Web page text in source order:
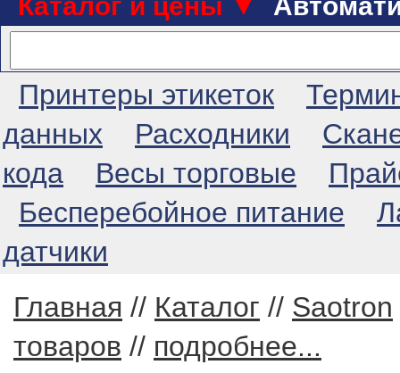
Принтеры этикеток
данных
Расходники
кода
Весы торговые
Бесперебойное питание
датчики
Главная // Каталог // Saotron
товаров // подробнее...